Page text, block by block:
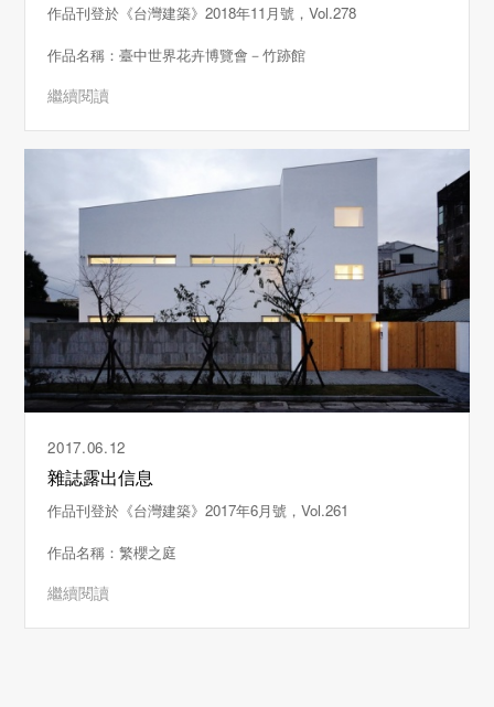
作品刊登於《台灣建築》2018年11月號，Vol.278
作品名稱：臺中世界花卉博覽會－竹跡館
繼續閱讀
2017.06.12
雜誌露出信息
作品刊登於《台灣建築》2017年6月號，Vol.261
作品名稱：繁櫻之庭
繼續閱讀